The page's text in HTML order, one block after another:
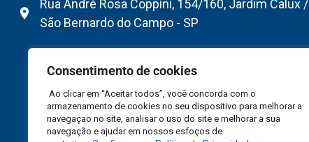
Consentimento de cookies
Ao clicar em “Aceitar todos”, você concorda com o
armazenamento de cookies no seu dispositivo para melhorar a
navegaçao no site, analisar o uso do site e melhorar a sua
navegação e ajudar em nossos esfoços de
Rua André Rosa Coppini, 154/160, Jardim Calux /
São Bernardo do Campo - SP